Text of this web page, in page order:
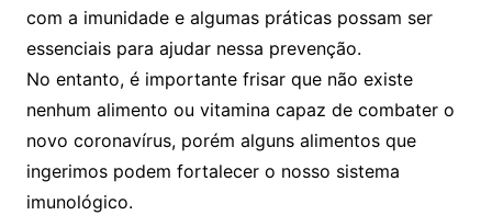
com a imunidade e algumas práticas possam ser
essenciais para ajudar nessa prevenção.
No entanto, é importante frisar que não existe
nenhum alimento ou vitamina capaz de combater o
novo coronavírus, porém alguns alimentos que
ingerimos podem fortalecer o nosso sistema
imunológico.